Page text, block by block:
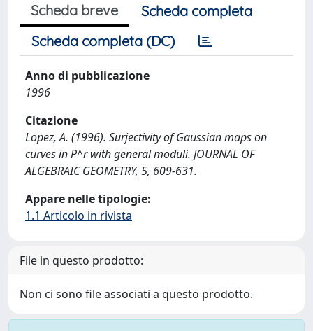
Scheda breve
Scheda completa
Scheda completa (DC)
Anno di pubblicazione
1996
Citazione
Lopez, A. (1996). Surjectivity of Gaussian maps on
curves in P^r with general moduli. JOURNAL OF
ALGEBRAIC GEOMETRY, 5, 609-631.
Appare nelle tipologie:
1.1 Articolo in rivista
File in questo prodotto:
Non ci sono file associati a questo prodotto.